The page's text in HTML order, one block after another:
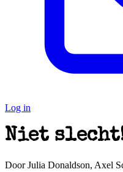
Log in
Niet
Door Julia Donaldson, Axel